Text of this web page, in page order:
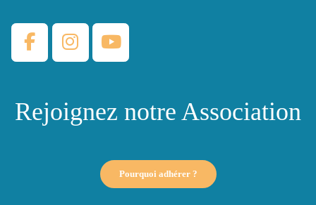
Rejoignez notre Association
Pourquoi adhérer ?